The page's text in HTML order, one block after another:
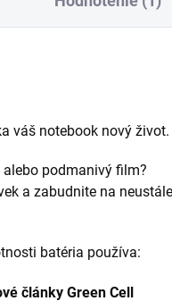
váš notebook nový život.
alebo podmanivý film?
a zabudnite na neustále
batéria používa:
články Green Cell